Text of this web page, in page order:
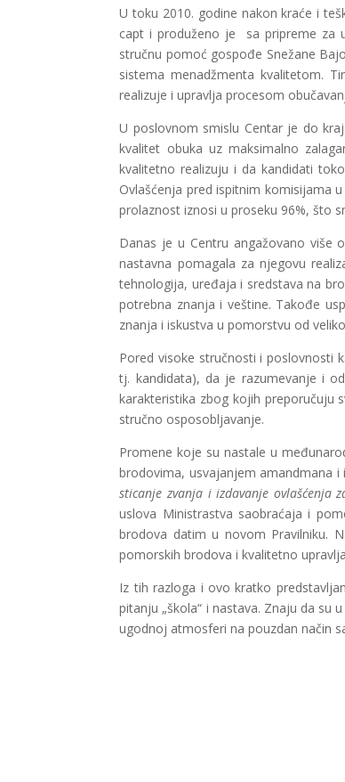
U toku 2010. godine nakon kraće i
capt i produženo je sa pripreme za
stručnu pomoć gospođe Snežane
sistema menadžmenta kvalitetom.
realizuje i upravlja procesom
U poslovnom smislu Centar je do
kvalitet obuka uz maksimalno
kvalitetno realizuju i da kandidati
Ovlašćenja pred ispitnim komisijama
prolaznost iznosi u proseku 96%, što
Danas je u Centru angažovano više
nastavna pomagala za njegovu
tehnologija, uređaja i sredstava na
potrebna znanja i veštine. Takođe
znanja i iskustva u pomorstvu od
Pored visoke stručnosti i poslovnosti
tj. kandidata), da je razumevanje i
karakteristika zbog kojih preporučuju
stručno osposobljavanje.
Promene koje su nastale u
brodovima, usvajanjem amandmana
sticanje zvanja i izdavanje ovlašćenja
uslova Ministrastva saobraćaja i
brodova datim u novom Pravilniku.
pomorskih brodova i kvalitetno
Iz tih razloga i ovo kratko
pitanju „škola“ i nastava. Znaju da su
ugodnoj atmosferi na pouzdan način